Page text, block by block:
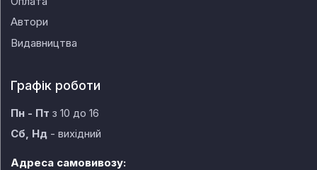
Автори
Видавництва
Графік роботи
Пн - Пт з 10 до 16
Сб, Нд - вихідний
Адреса самовивозу: